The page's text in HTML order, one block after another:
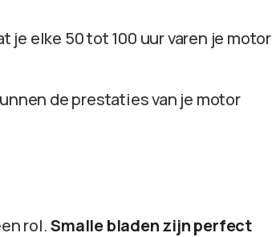
je elke 50 tot 100 uur varen je motor
de prestaties van je motor
rol.Smalle bladen zijn perfect